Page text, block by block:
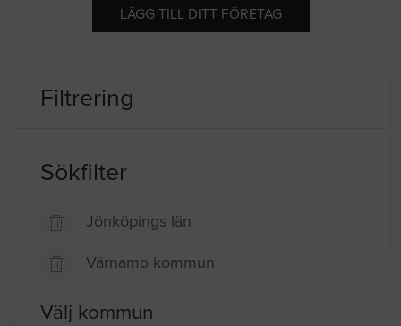
LÄGG TILL DITT FÖRETAG
Filtrering
Sökfilter
Jönköpings län
Värnamo kommun
Välj kommun